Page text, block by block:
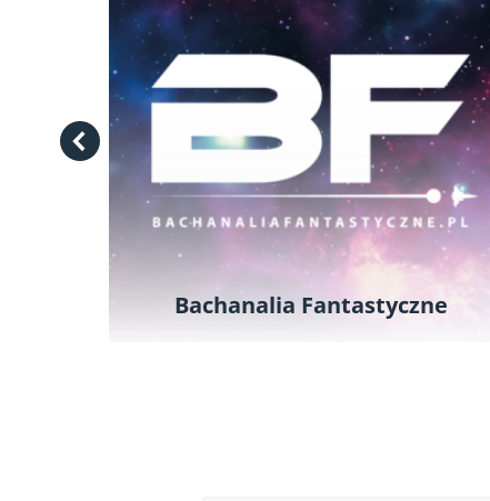
Bachanalia Fantastyczne